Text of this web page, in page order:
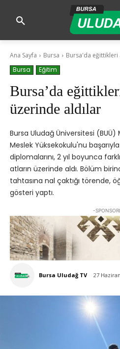
Ana Sayfa Bursa
Bursa'da eğittikleri
Bursa
Eğitim
Bursa’da
üzerinde aldılar
Bursa Uludağ Üniversitesi (BUÜ)
Meslek Yüksekokulu'nu
diplomalarını, 2 yıl boyunca
atların üzerinde aldı. Bölüm
tahtasına nal çaktığı törende,
gösteri yaptı.
-
Bursa Uludağ TV 27